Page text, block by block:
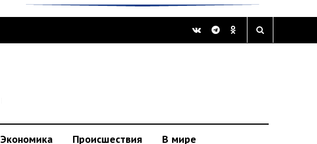
Экономика Происшествия В мире